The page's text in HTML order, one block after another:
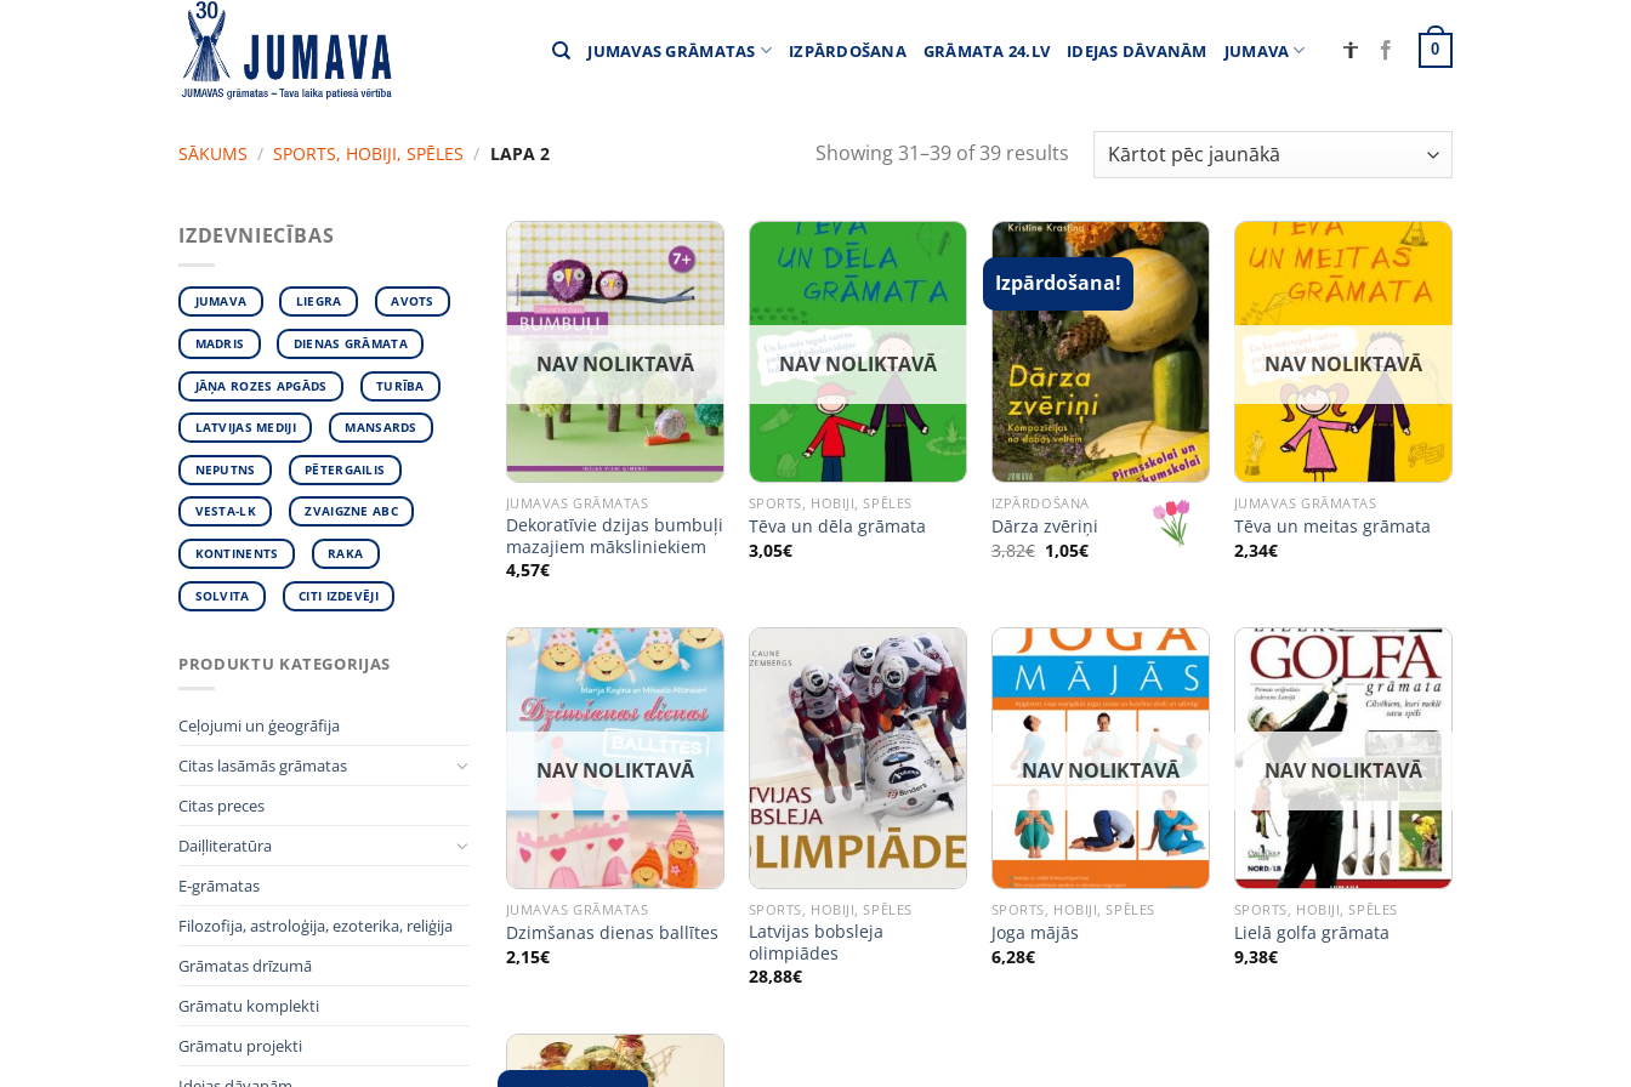
JUMAVAS GRĀMATAS IZPĀRDOŠANA GRĀMATA 24.LV IDEJAS DĀVANĀM JUMAVA 0
SĀKUMS / SPORTS, HOBIJI, SPĒLES / LAPA 2 Showing 31–39 of 39 results
IZDEVNIECĪBAS
JUMAVA LIEGRA AVOTS
MADRIS DIENAS GRĀMATA
JĀŅA ROZES APGĀDS TURĪBA
LATVIJAS MEDIJI MANSARDS
NEPUTNS PĒTERGAILIS
VESTA-LK ZVAIGZNE ABC
KONTINENTS RAKA
SOLVITA CITI IZDEVĒJI
PRODUKTU KATEGORIJAS
Ceļojumi un ģeogrāfija
Citas lasāmās grāmatas
Citas preces
Daiļliteratūra
E-grāmatas
Filozofija, astroloģija, ezoterika, reliģija
Grāmatas drīzumā
Grāmatu komplekti
Grāmatu projekti
NAV NOLIKTAVĀ
JUMAVAS GRĀMATAS
Dekoratīvie dzijas bumbuļi
mazajiem māksliniekiem
4,57€
NAV NOLIKTAVĀ
SPORTS, HOBIJI, SPĒLES
Tēva un dēla grāmata
3,05€
Izpārdošana!
IZPĀRDOŠANA
Dārza zvēriņi
3,82€ Original
price
1,05€Current
NAV NOLIKTAVĀ
JUMAVAS GRĀMATAS
Tēva un meitas grāmata
2,34€
NAV NOLIKTAVĀ
JUMAVAS GRĀMATAS
Dzimšanas dienas ballītes
2,15€
SPORTS, HOBIJI, SPĒLES
Latvijas bobsleja
olimpiādes
28,88€
NAV NOLIKTAVĀ
SPORTS, HOBIJI, SPĒLES
Joga mājās
6,28€
NAV NOLIKTAVĀ
SPORTS, HOBIJI, SPĒLES
Lielā golfa grāmata
9,38€